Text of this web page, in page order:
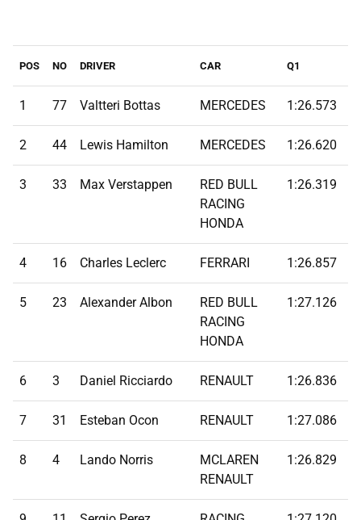
POS NO DRIVER CAR Q1
1 77 Valtteri Bottas MERCEDES 1:26.573
2 44 Lewis Hamilton MERCEDES 1:26.620
3 33 Max Verstappen
RED BULL
RACING
HONDA
1:26.319
4 16 Charles Leclerc FERRARI 1:26.857
5 23 Alexander Albon
RED BULL
RACING
HONDA
1:27.126
6 3 Daniel Ricciardo RENAULT 1:26.836
7 31 Esteban Ocon RENAULT 1:27.086
8 4 Lando Norris
MCLAREN
RENAULT
1:26.829